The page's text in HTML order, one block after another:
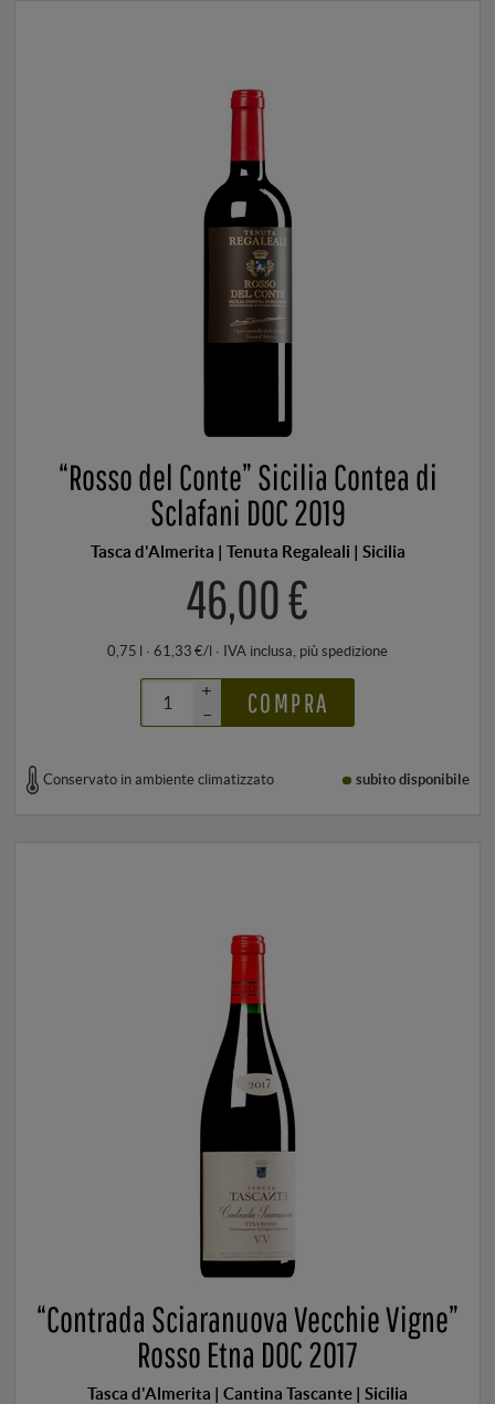
“Rosso del Conte” Sicilia Contea di
Sclafani DOC 2019
Tasca d'Almerita | Tenuta Regaleali | Sicilia
46,00 €
0,75 l · 61,33 €/l · IVA inclusa , piùspedizione
+
–
COMPRA
Conservato in ambiente climatizzato subito disponibile
“Contrada Sciaranuova Vecchie Vigne”
Rosso Etna DOC 2017
Tasca d'Almerita | Cantina Tascante | Sicilia